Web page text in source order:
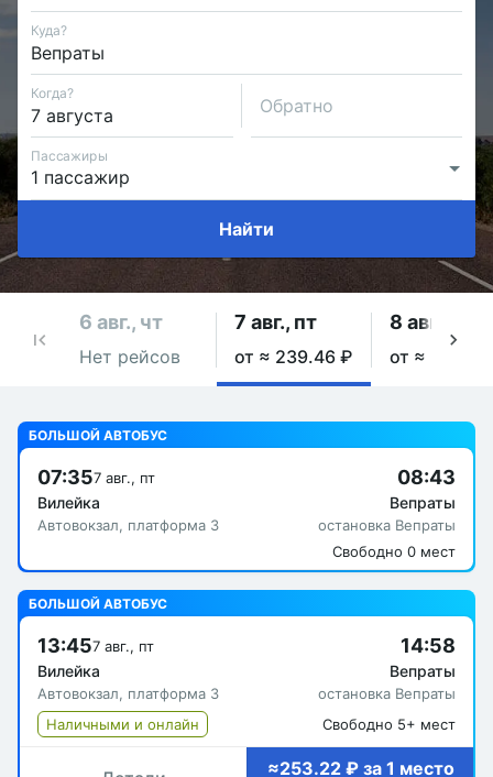
Куда?
Когда?
Обратно
Пассажиры
Найти
6 авг., чт
Нет рейсов
7 авг., пт
от ≈ 239.46 ₽
8 авг., сб
от ≈
БОЛЬШОЙ АВТОБУС
07:357 авг., пт
Вилейка
Автовокзал, платформа 3
08:43
Вепраты
остановка Вепраты
Свободно 0 мест
БОЛЬШОЙ АВТОБУС
13:457 авг., пт
Вилейка
Автовокзал, платформа 3
14:58
Вепраты
остановка Вепраты
Наличными и онлайн
Свободно 5+ мест
≈253.22 ₽ за 1 место